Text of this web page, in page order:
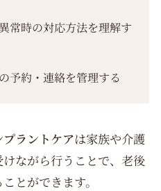
常時の対応方法を理解す
予約・連絡を管理する
ラントケアは家族や介護
ながら行うことで、老後
とができます。